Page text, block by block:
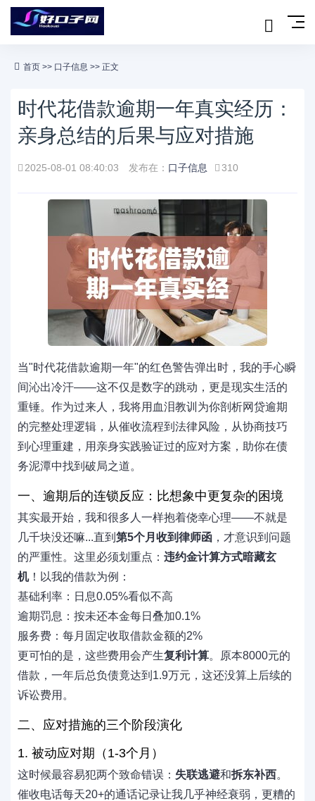
首页 >> 口子信息 >> 正文
时代花借款逾期一年真实经历：
亲身总结的后果与应对措施
2025-08-01 08:40:03 发布在： 口子信息 310
当"时代花借款逾期一年"的红色警告弹出时，我的手心瞬
间沁出冷汗——这不仅是数字的跳动，更是现实生活的
重锤。作为过来人，我将用血泪教训为你剖析网贷逾期
的完整处理逻辑，从催收流程到法律风险，从协商技巧
到心理重建，用亲身实践验证过的应对方案，助你在债
务泥潭中找到破局之道。
一、逾期后的连锁反应：比想象中更复杂的困境
其实最开始，我和很多人一样抱着侥幸心理——不就是
几千块没还嘛...直到 第5个月收到律师函 ，才意识到问题
的严重性。这里必须划重点： 违约金计算方式暗藏玄
机！以我的借款为例：
基础利率：日息0.05%看似不高
逾期罚息：按未还本金每日叠加0.1%
服务费：每月固定收取借款金额的2%
更可怕的是，这些费用会产生复利计算。原本8000元的
借款，一年后总负债竟达到1.9万元，这还没算上后续的
诉讼费用。
二、应对措施的三个阶段演化
1. 被动应对期（1-3个月）
这时候最容易犯两个致命错误： 失联逃避和拆东补西。
催收电话每天20+的通话记录让我几乎神经衰弱，更糟的